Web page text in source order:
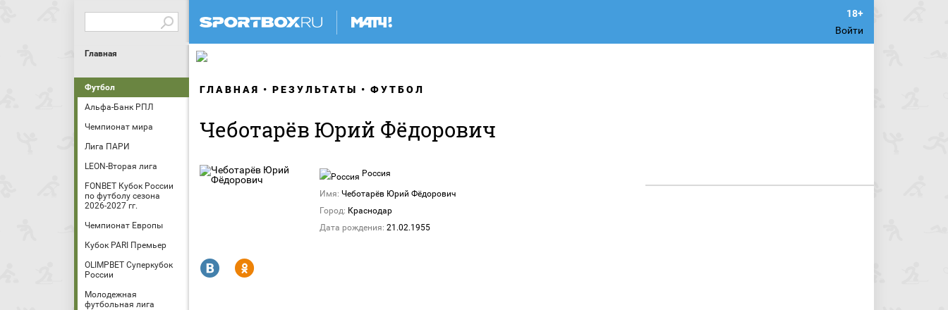
Войти
Главная
Футбол
Альфа-Банк РПЛ
Чемпионат мира
Лига ПАРИ
LEON-Вторая лига
FONBET Кубок России
по футболу сезона
2026-2027 гг.
Чемпионат Европы
Кубок PARI Премьер
OLIMPBET Суперкубок
России
Молодежная
футбольная лига
ГЛАВНАЯ РЕЗУЛЬТАТЫ ФУТБОЛ
Чеботарёв Юрий Фёдорович
Россия
Имя: Чеботарёв Юрий Фёдорович
Город: Краснодар
Дата рождения: 21.02.1955
R Y